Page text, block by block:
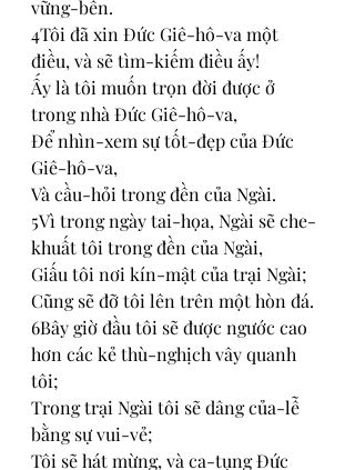
vững-bền.
4Tôi đã xin Đức Giê-hô-va một
điều, và sẽ tìm-kiếm điều ấy!
Ấy là tôi muốn trọn đời được ở
trong nhà Đức Giê-hô-va,
Để nhìn-xem sự tốt-đẹp của Đức
Giê-hô-va,
Và cầu-hỏi trong đền của Ngài.
5Vì trong ngày tai-họa, Ngài sẽ che-
khuất tôi trong đền của Ngài,
Giấu tôi nơi kín-mật của trại Ngài;
Cũng sẽ đỡ tôi lên trên một hòn đá.
6Bây giờ đầu tôi sẽ được ngước cao
hơn các kẻ thù-nghịch vây quanh
tôi;
Trong trại Ngài tôi sẽ dâng của-lễ
bằng sự vui-vẻ;
Tôi sẽ hát mừng, và ca-tụng Đức